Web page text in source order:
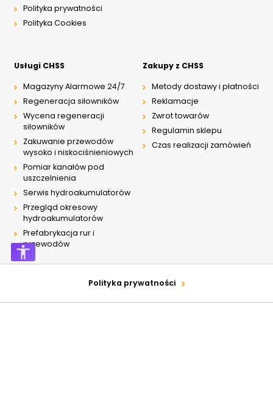
Polityka prywatności
Polityka Cookies
Usługi CHSS
Magazyny Alarmowe 24/7
Regeneracja siłowników
Wycena regeneracji
siłowników
Zakuwanie przewodów
wysoko i niskociśnieniowych
Pomiar kanałów pod
uszczelnienia
Serwis hydroakumulatorów
Przegląd okresowy
hydroakumulatorów
Prefabrykacja rur i
przewodów
Zakupy z CHSS
Metody dostawy i płatności
Reklamacje
Zwrot towarów
Regulamin sklepu
Czas realizacji zamówień
Polityka prywatności